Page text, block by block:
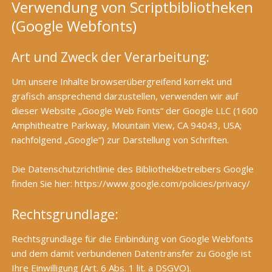
Verwendung von Scriptbibliotheken
(Google Webfonts)
Art und Zweck der Verarbeitung:
Um unsere Inhalte browserübergreifend korrekt und
grafisch ansprechend darzustellen, verwenden wir auf
dieser Website „Google Web Fonts“ der Google LLC (1600
Amphitheatre Parkway, Mountain View, CA 94043, USA;
nachfolgend „Google“) zur Darstellung von Schriften.
Die Datenschutzrichtlinie des Bibliothekbetreibers Google
finden Sie hier: https://www.google.com/policies/privacy/
Rechtsgrundlage:
Rechtsgrundlage für die Einbindung von Google Webfonts
und dem damit verbundenen Datentransfer zu Google ist
Ihre Einwilligung (Art. 6 Abs. 1 lit. a DSGVO).